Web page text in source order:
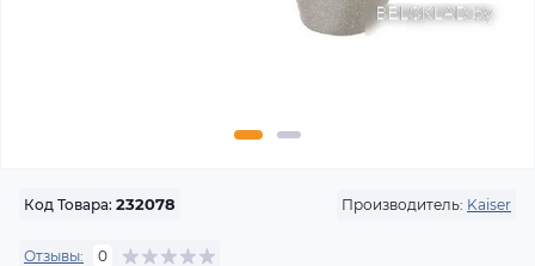
Код Товара: 232078 Производитель: Kaiser
Отзывы: 0